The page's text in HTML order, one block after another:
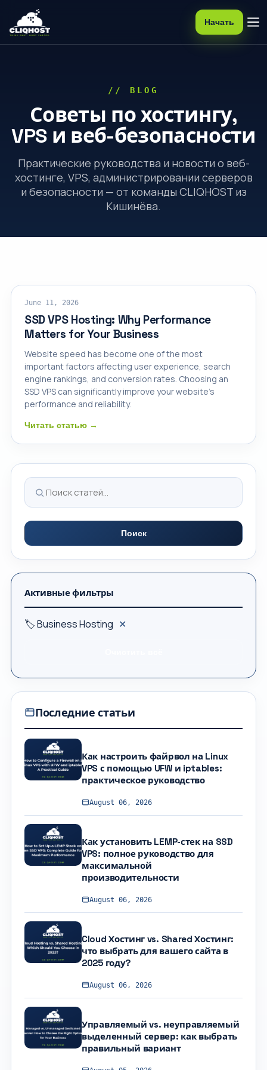
Начать
// BLOG
Советы по хостингу,
VPS и веб-безопасности
Практические руководства и новости о веб-
хостинге, VPS, администрировании серверов
и безопасности — от команды CLIQHOST из
Кишинёва.
Поиск
Активные фильтры
🏷 Business Hosting ✕
Последние статьи
Как настроить файрвол на Linux
VPS с помощью UFW и iptables:
практическое руководство
August 06, 2026
Как установить LEMP-стек на SSD
VPS: полное руководство для
максимальной
производительности
August 06, 2026
Cloud Хостинг vs. Shared Хостинг:
что выбрать для вашего сайта в
2025 году?
August 06, 2026
Управляемый vs. неуправляемый
выделенный сервер: как выбрать
правильный вариант
SSD VPS
June 11, 2026
SSD VPS Hosting: Why Performance
Matters for Your Business
Website speed has become one of the most
important factors affecting user experience, search
engine rankings, and conversion rates. Choosing an
SSD VPS can significantly improve your website's
performance and reliability.
Читать статью →